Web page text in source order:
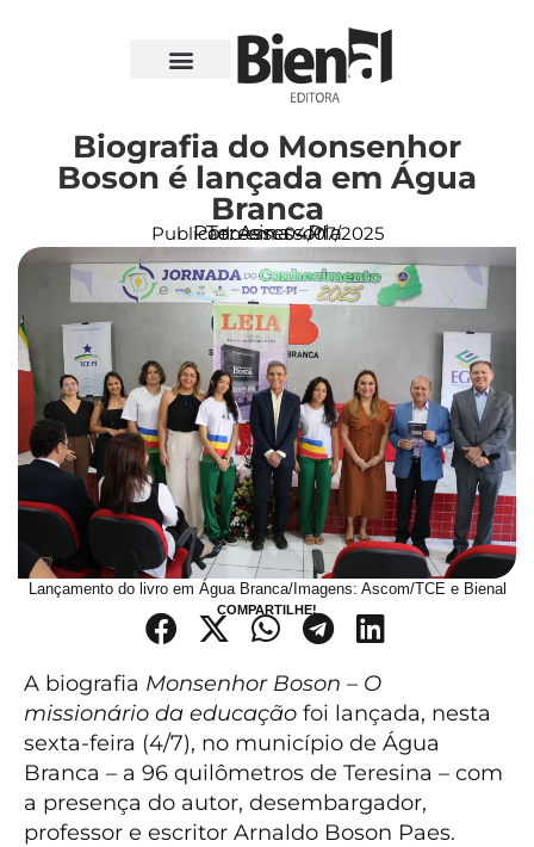
Biografia do Monsenhor
Boson é lançada em Água
Branca
Publicado em: 04/07/2025
Por: Assessoria
Teresina - PI
Lançamento do livro em Água Branca/Imagens: Ascom/TCE e Bienal
COMPARTILHE!
A biografia Monsenhor Boson – O
missionário da educação foi lançada, nesta
sexta-feira (4/7), no município de Água
Branca – a 96 quilômetros de Teresina – com
a presença do autor, desembargador,
professor e escritor Arnaldo Boson Paes.